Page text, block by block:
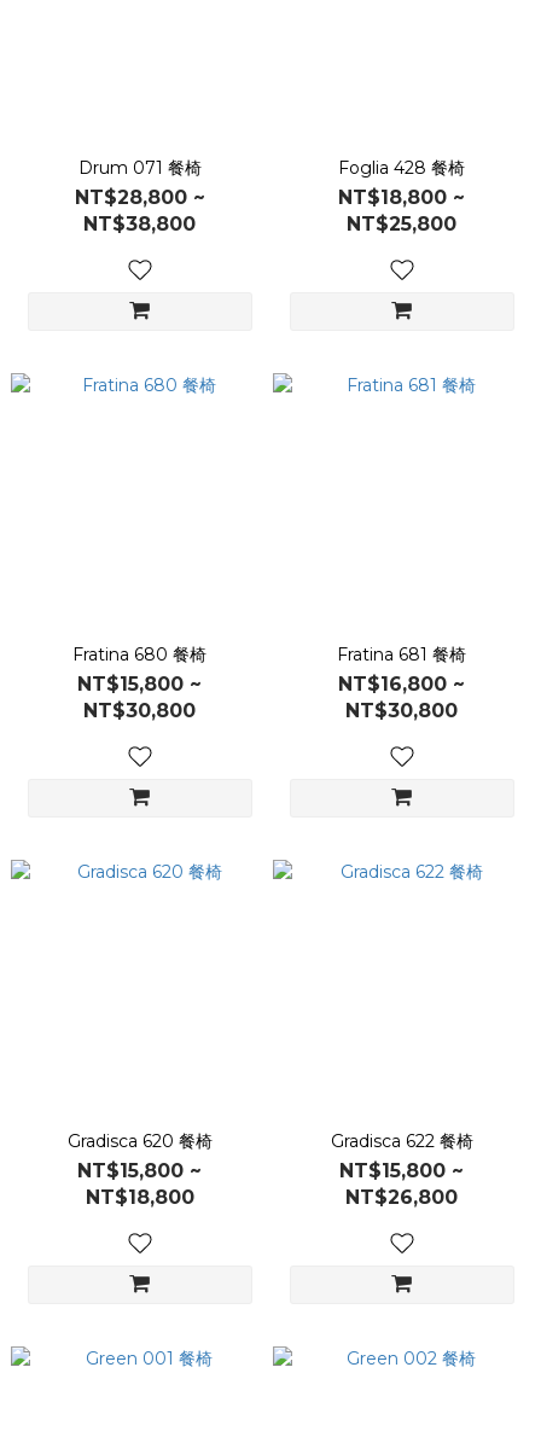
Drum 071 餐椅
NT$28,800 ~
NT$38,800
Foglia 428 餐椅
NT$18,800 ~
NT$25,800
Fratina 680 餐椅
NT$15,800 ~
NT$30,800
Fratina 681 餐椅
NT$16,800 ~
NT$30,800
Gradisca 620 餐椅
NT$15,800 ~
NT$18,800
Gradisca 622 餐椅
NT$15,800 ~
NT$26,800